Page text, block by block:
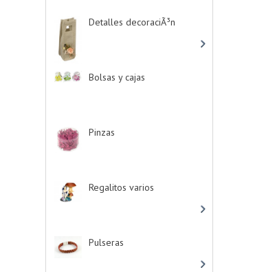
Detalles decoraciÃ³n
Bolsas y cajas
Pinzas
Regalitos varios
Pulseras